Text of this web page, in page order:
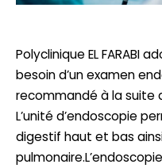
Polyclinique EL FARABI
besoin d’un examen
recommandé à la suite
L’unité d’endoscopie
digestif haut et bas